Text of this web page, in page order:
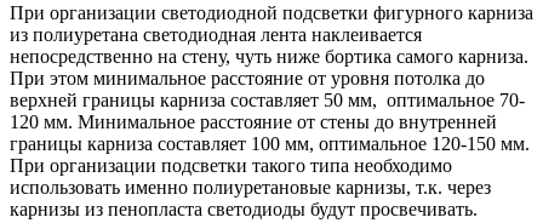
При организации светодиодной подсветки фигурного карниза
из полиуретана светодиодная лента наклеивается
непосредственно на стену, чуть ниже бортика самого карниза.
При этом минимальное расстояние от уровня потолка до
верхней границы карниза составляет 50 мм, оптимальное 70-
120 мм. Минимальное расстояние от стены до внутренней
границы карниза составляет 100 мм, оптимальное 120-150 мм.
При организации подсветки такого типа необходимо
использовать именно полиуретановые карнизы, т.к. через
карнизы из пенопласта светодиоды будут просвечивать.